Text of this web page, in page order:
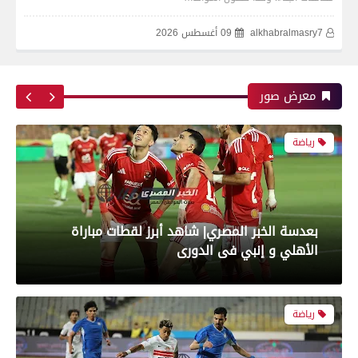
alkhabralmasry7
09 أغسطس 2026
معرض صور
بعدسة الخبر المصري| شاهد أبرز لقطات مباراة زد و
بيراميدز فى نهائى كأس مصر
رياضة
بعدسة الخبر المصري| شاهد أبرز لقطات مباراة
الأهلي و إنبي فى الدورى
رياضة